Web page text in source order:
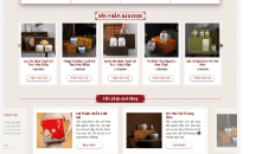
XEM THỬ